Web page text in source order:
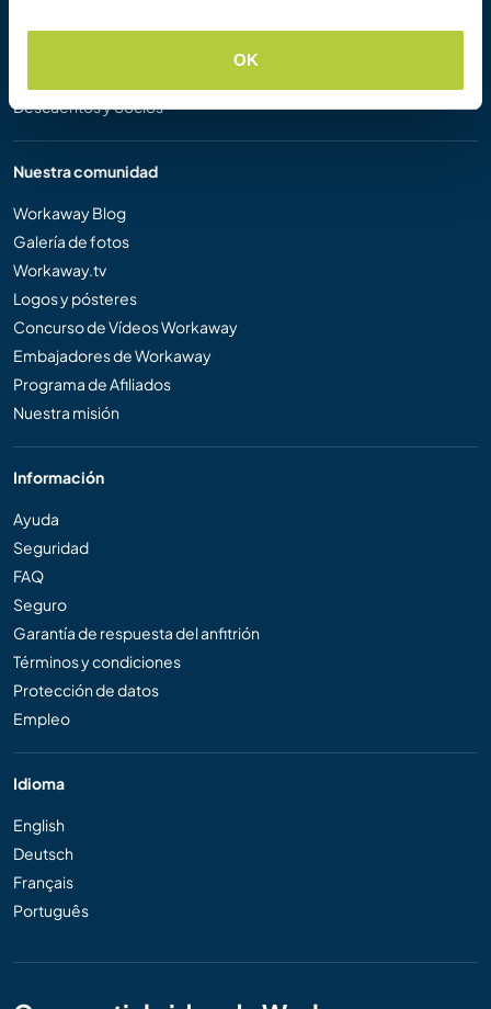
OK
Descuentos y Socios
Nuestra comunidad
Workaway Blog
Galería de fotos
Workaway.tv
Logos y pósteres
Concurso de Vídeos Workaway
Embajadores de Workaway
Programa de Afiliados
Nuestra misión
Información
Ayuda
Seguridad
FAQ
Seguro
Garantía de respuesta del anfitrión
Términos y condiciones
Protección de datos
Empleo
Idioma
English
Deutsch
Français
Português